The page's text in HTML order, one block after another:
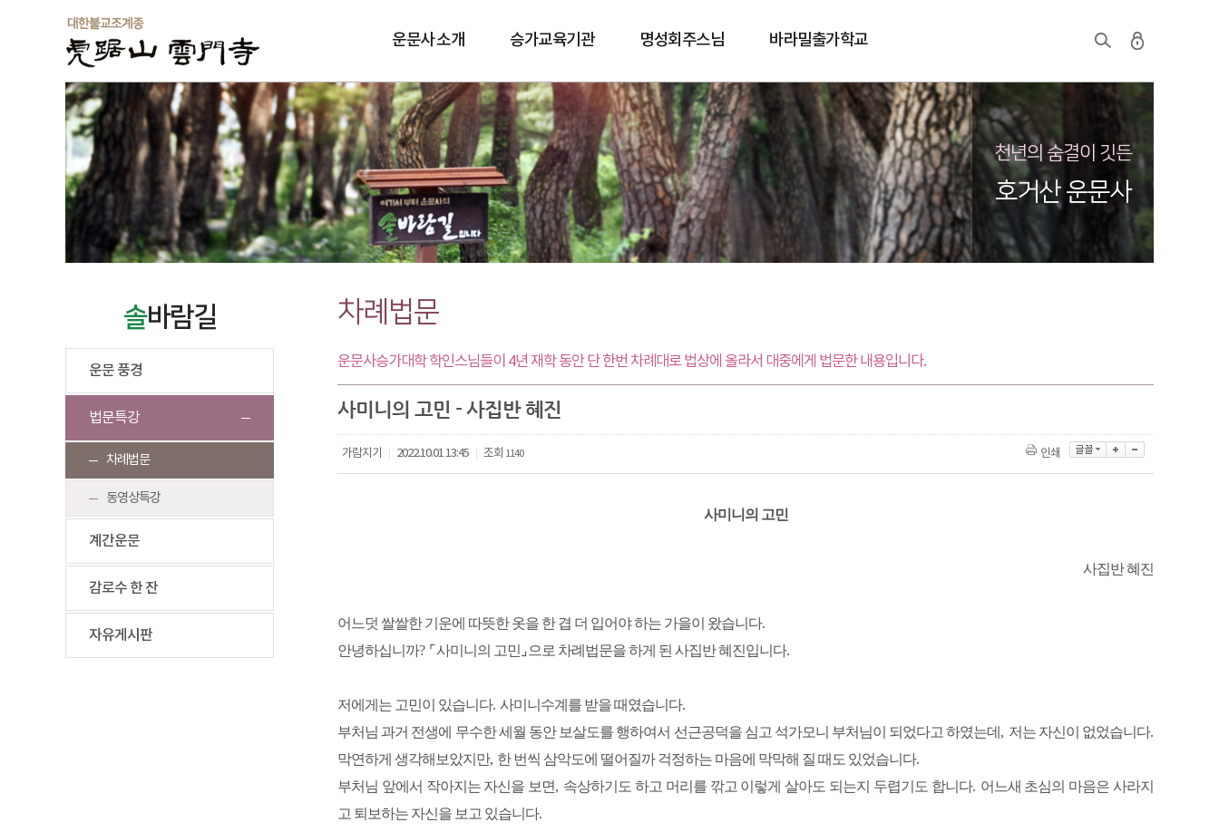
운문사 소개 승가교육기관 명성회주스님 바라밀출가학교
솔바람길
천년의 숨결이 깃든
호거산 운문사
솔바람길
운문 풍경
법문특강
차례법문
동영상특강
계간운문
감로수 한 잔
자유게시판
차례법문
운문사승가대학 학인스님들이 4년 재학 동안 단 한번 차례대로 법상에 올라서 대중에게 법문한 내용입니다.
사미니의 고민 - 사집반 혜진
가람지기 2022.10.01 13:45 조회 1140 인쇄
사미니의 고민
사집반 혜진
어느덧 쌀쌀한 기운에 따뜻한 옷을 한 겹 더 입어야 하는 가을이 왔습니다.
안녕하십니까? ⌜사미니의 고민 ⌟ 으로 차례법문을 하게 된 사집반 혜진입니다.
저에게는 고민이 있습니다. 사미니수계를 받을 때였습니다.
부처님 과거 전생에 무수한 세월 동안 보살도를 행하여서 선근공덕을 심고 석가모니 부처님이 되었다고 하였는데 , 저는 자신이 없었습니다.
막연하게 생각해보았지만, 한 번씩 삼악도에 떨어질까 걱정하는 마음에 막막해 질 때도 있었습니다.
부처님 앞에서 작아지는 자신을 보면, 속상하기도 하고 머리를 깎고 이렇게 살아도 되는지 두렵기도 합니다. 어느새 초심의 마음은 사라지
고 퇴보하는 자신을 보고 있습니다.